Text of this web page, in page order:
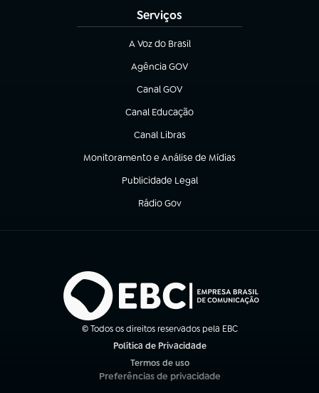
Serviços
A Voz do Brasil
(abre em nova aba)
Agência GOV
(abre em nova aba)
Canal GOV
(abre em nova aba)
Canal Educação
(abre em nova aba)
Canal Libras
(abre em nova aba)
Monitoramento e Análise de Mídias
(abre em nova aba)
Publicidade Legal
(abre em nova aba)
Rádio Gov
(abre em nova aba)
© Todos os direitos reservados pela EBC
Política de Privacidade
Termos de uso
(abre em nova aba)
Preferências de privacidade